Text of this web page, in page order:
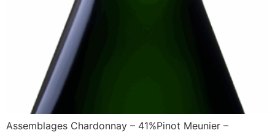
Assemblages Chardonnay – 41%Pinot Meunier –